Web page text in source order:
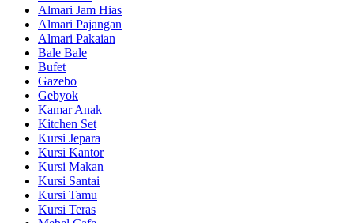
Almari Jam Hias
Almari Pajangan
Almari Pakaian
Bale Bale
Bufet
Gazebo
Gebyok
Kamar Anak
Kitchen Set
Kursi Jepara
Kursi Kantor
Kursi Makan
Kursi Santai
Kursi Tamu
Kursi Teras